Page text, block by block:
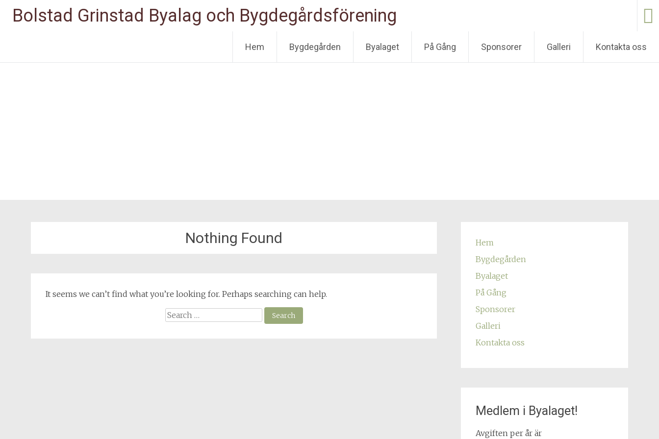
Bolstad Grinstad Byalag och Bygdegårdsförening
Hem Bygdegården Byalaget På Gång Sponsorer Galleri Kontakta oss
Nothing Found
It seems we can’t find what you’re looking for. Perhaps searching can help.
Search for:
Hem
Bygdegården
Byalaget
På Gång
Sponsorer
Galleri
Kontakta oss
Medlem i Byalaget!
Avgiften per år är